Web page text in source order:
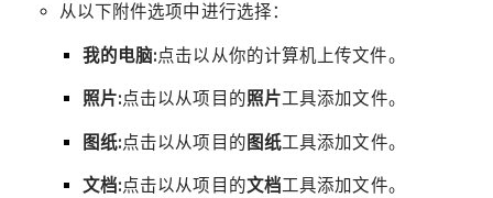
从以下附件选项中进行选择：
我的电脑:点击以从你的计算机上传文件。
照片:点击以从项目的照片工具添加文件。
图纸:点击以从项目的 图纸工具添加文件。
文档:点击以从项目的文档工具添加文件。